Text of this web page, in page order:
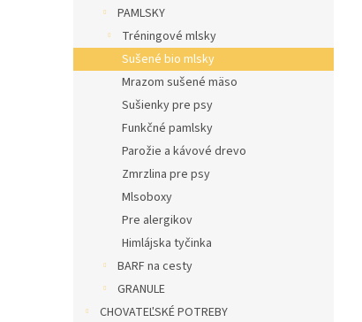
PAMLSKY
Tréningové mlsky
Sušené bio mlsky
Mrazom sušené mäso
Sušienky pre psy
Funkčné pamlsky
Parožie a kávové drevo
Zmrzlina pre psy
Mlsoboxy
Pre alergikov
Himlájska tyčinka
BARF na cesty
GRANULE
CHOVATEĽSKÉ POTREBY